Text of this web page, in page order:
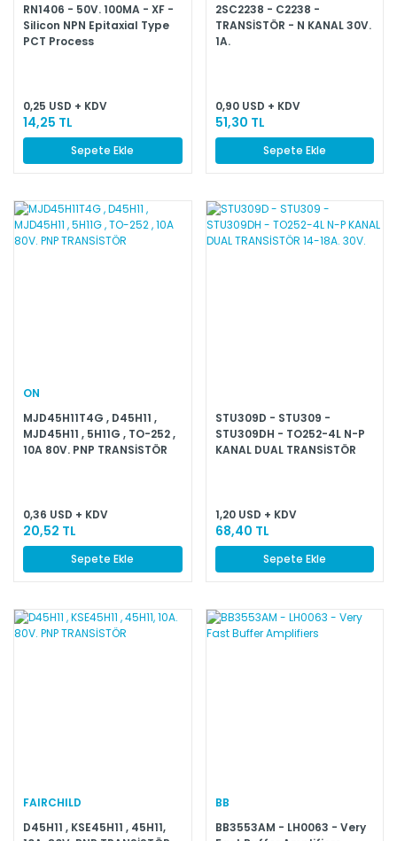
RN1406 - 50V. 100MA - XF -
Silicon NPN Epitaxial Type
PCT Process
0,25 USD + KDV
14,25 TL
Sepete Ekle
2SC2238 - C2238 -
TRANSİSTÖR - N KANAL 30V.
1A.
0,90 USD + KDV
51,30 TL
Sepete Ekle
ON
MJD45H11T4G , D45H11 ,
MJD45H11 , 5H11G , TO-252 ,
10A 80V. PNP TRANSİSTÖR
0,36 USD + KDV
20,52 TL
Sepete Ekle
STU309D - STU309 -
STU309DH - TO252-4L N-P
KANAL DUAL TRANSİSTÖR
1,20 USD + KDV
68,40 TL
Sepete Ekle
FAIRCHILD
D45H11 , KSE45H11 , 45H11,
BB
BB3553AM - LH0063 - Very